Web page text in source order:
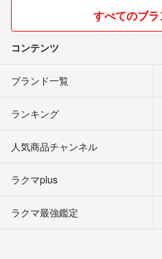
すべてのブ
コンテンツ
ブランド一覧
ランキング
人気商品チャンネル
ラクマplus
ラクマ最強鑑定